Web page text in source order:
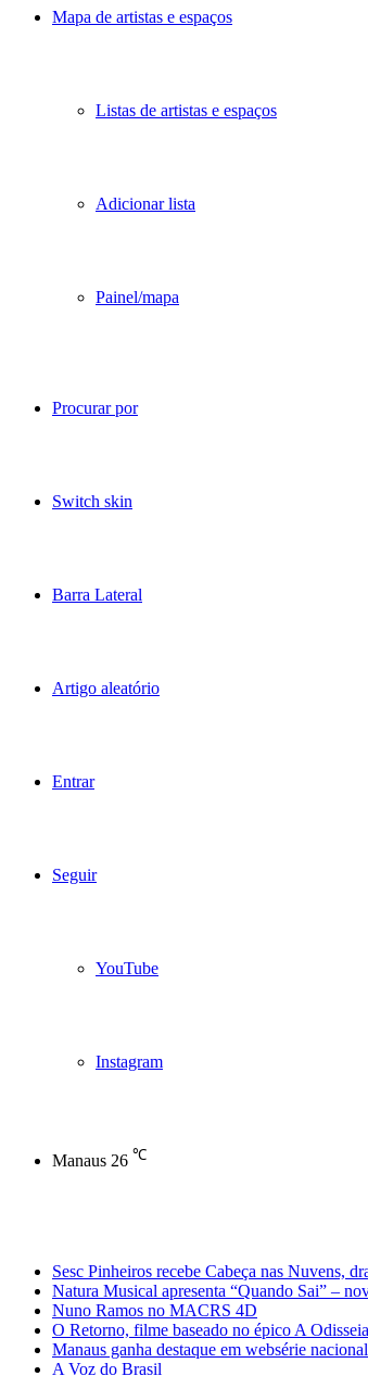
Mapa de artistas e espaços
Listas de artistas e espaços
Adicionar lista
Painel/mapa
Procurar por
Switch skin
Barra Lateral
Artigo aleatório
Entrar
Seguir
YouTube
Instagram
Manaus 26 ℃
Sesc Pinheiros recebe Cabeça nas Nuvens,
Natura Musical apresenta “Quando Sai” –
Nuno Ramos no MACRS 4D
O Retorno, filme baseado no épico A
Manaus ganha destaque em websérie
A Voz do Brasil